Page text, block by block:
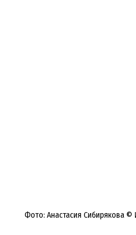
Фото: Анастасия Сибирякова